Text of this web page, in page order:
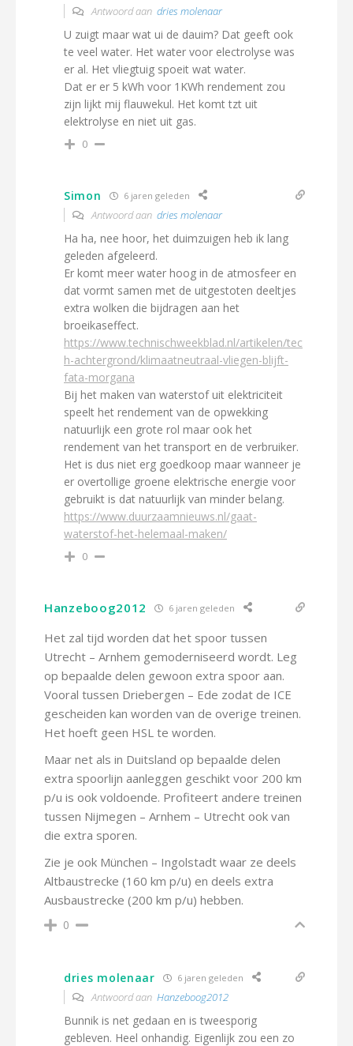
Antwoord aan dries molenaar
U zuigt maar wat ui de dauim? Dat geeft ook
te veel water. Het water voor electrolyse was
er al. Het vliegtuig spoeit wat water.
Dat er er 5 kWh voor 1KWh rendement zou
zijn lijkt mij flauwekul. Het komt tzt uit
elektrolyse en niet uit gas.
0
Simon 6 jaren geleden
Antwoord aan dries molenaar
Ha ha, nee hoor, het duimzuigen heb ik lang
geleden afgeleerd.
Er komt meer water hoog in de atmosfeer en
dat vormt samen met de uitgestoten deeltjes
extra wolken die bijdragen aan het
broeikaseffect.
https://www.technischweekblad.nl/artikelen/tec
h-achtergrond/klimaatneutraal-vliegen-blijft-
fata-morgana
Bij het maken van waterstof uit elektriciteit
speelt het rendement van de opwekking
natuurlijk een grote rol maar ook het
rendement van het transport en de verbruiker.
Het is dus niet erg goedkoop maar wanneer je
er overtollige groene elektrische energie voor
gebruikt is dat natuurlijk van minder belang.
https://www.duurzaamnieuws.nl/gaat-
waterstof-het-helemaal-maken/
0
Hanzeboog2012 6 jaren geleden
Het zal tijd worden dat het spoor tussen
Utrecht – Arnhem gemoderniseerd wordt. Leg
op bepaalde delen gewoon extra spoor aan.
Vooral tussen Driebergen – Ede zodat de ICE
gescheiden kan worden van de overige treinen.
Het hoeft geen HSL te worden.
Maar net als in Duitsland op bepaalde delen
extra spoorlijn aanleggen geschikt voor 200 km
p/u is ook voldoende. Profiteert andere treinen
tussen Nijmegen – Arnhem – Utrecht ook van
die extra sporen.
Zie je ook München – Ingolstadt waar ze deels
Altbaustrecke (160 km p/u) en deels extra
Ausbaustrecke (200 km p/u) hebben.
0
dries molenaar 6 jaren geleden
Antwoord aan Hanzeboog2012
Bunnik is net gedaan en is tweesporig
gebleven. Heel onhandig. Eigenlijk zou een zo